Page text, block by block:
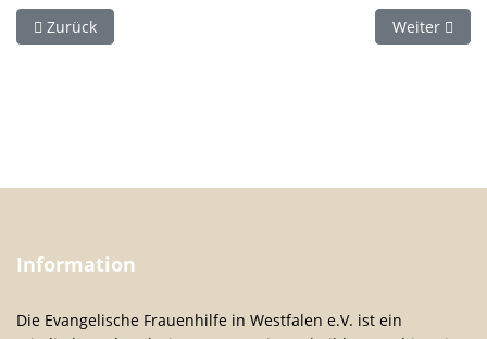
Vorheriger Beitrag: Wege zwischen Himmel und Erde
Zurück Nächster
Weiter
Information
Die Evangelische Frauenhilfe in Westfalen e.V. ist ein